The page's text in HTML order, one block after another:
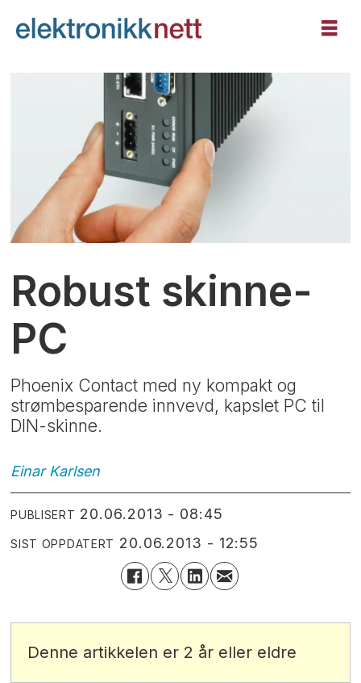
Robust skinne-
PC
Phoenix Contact med ny kompakt og
strømbesparende innvevd, kapslet PC til
DIN-skinne.
Einar Karlsen
PUBLISERT 20.06.2013 - 08:45
SIST OPPDATERT 20.06.2013 - 12:55
Denne artikkelen er 2 år eller eldre